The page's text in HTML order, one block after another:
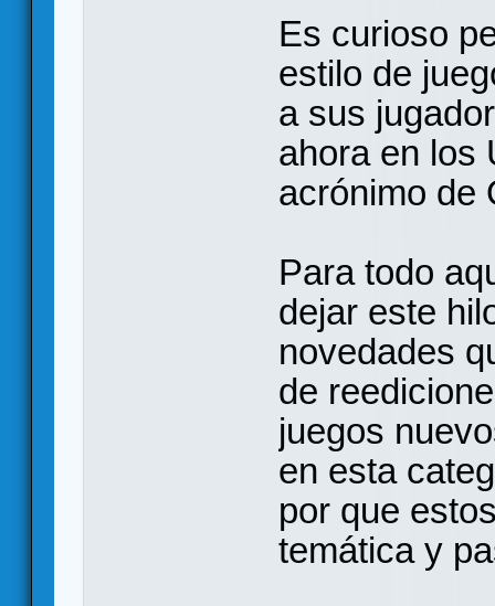
Es curioso
estilo de
a sus
ahora en los
acrónimo de
Para todo
dejar este
novedades
de
juegos
en esta
por que
temática y